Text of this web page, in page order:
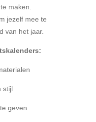
maken.
jezelf mee te
van het jaar.
stijl
geven